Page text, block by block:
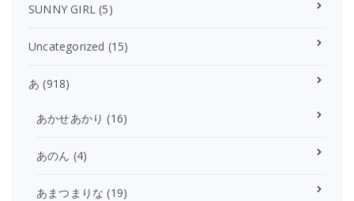
SUNNY GIRL (5)
Uncategorized (15)
あ (918)
あかせあかり (16)
あのん (4)
あまつまりな (19)